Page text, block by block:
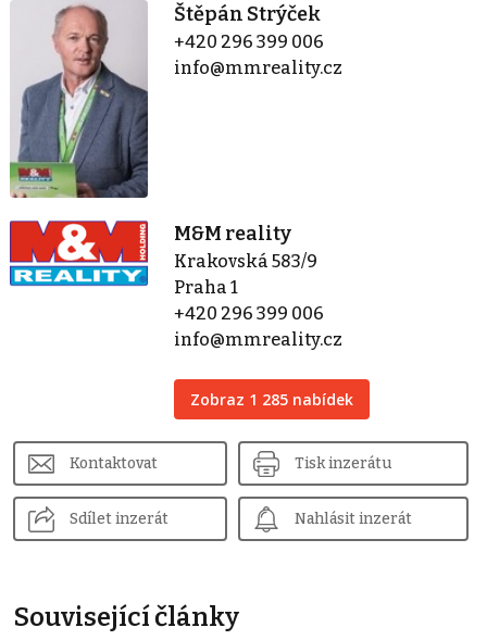
Štěpán Strýček
+420 296 399 006
info@mmreality.cz
M&M reality
Krakovská 583/9
Praha 1
+420 296 399 006
info@mmreality.cz
Zobraz 1 285 nabídek
Kontaktovat Tisk inzerátu
Sdílet inzerát Nahlásit inzerát
Související články